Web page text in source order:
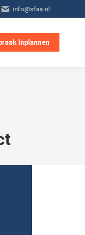
info@sfaa.nl
Inplannen